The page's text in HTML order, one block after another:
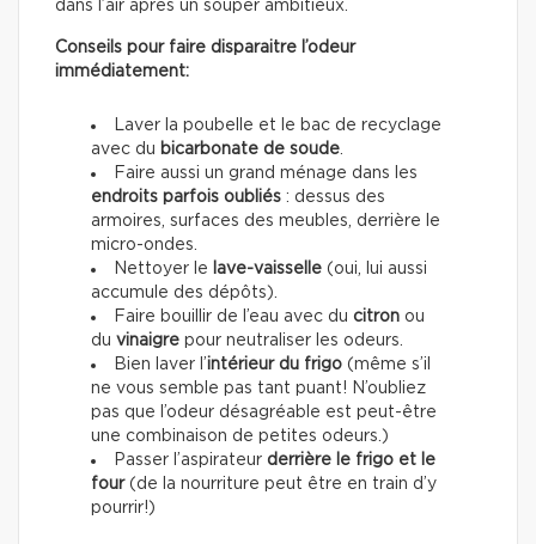
dans l’air après un souper ambitieux.
Conseils pour faire disparaitre l’odeur
immédiatement:
Laver la poubelle et le bac de recyclage
avec du bicarbonate de soude.
Faire aussi un grand ménage dans les
endroits parfois oubliés : dessus des
armoires, surfaces des meubles, derrière le
micro-ondes.
Nettoyer le
lave-vaisselle (oui, lui aussi
accumule des dépôts).
Faire bouillir de l’eau avec du citron ou
du vinaigre pour neutraliser les odeurs.
Bien laver l’intérieur du frigo (même s’il
ne vous semble pas tant puant! N’oubliez
pas que l’odeur désagréable est peut-être
une combinaison de petites odeurs.)
Passer l’aspirateur derrière le frigo et le
four(de la nourriture peut être en train d’y
pourrir!)